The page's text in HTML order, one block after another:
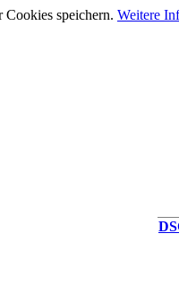
speichern. Weitere